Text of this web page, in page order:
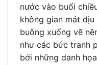
nước vào buổi
không gian mát dịu
buông xuống vẽ
như các bức tranh
bởi những danh